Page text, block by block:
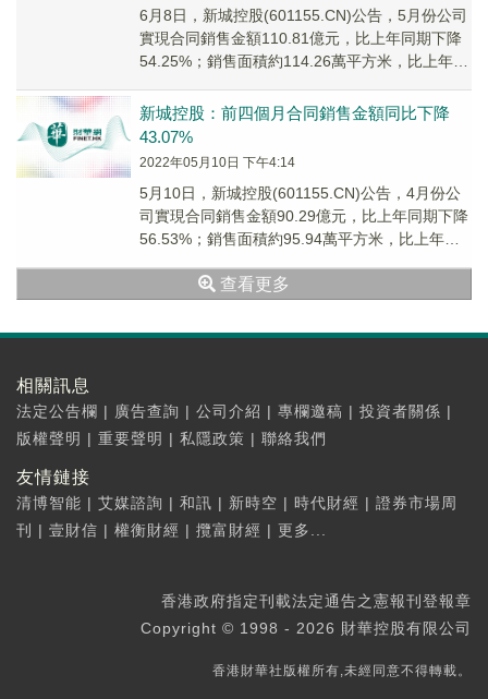
6月8日，新城控股(601155.CN)公告，5月份公司
實現合同銷售金額110.81億元，比上年同期下降
54.25%；銷售面積約114.26萬平方米，比上年同
新城控股：前四個月合同銷售金額同比下降
43.07%
2022年05月10日 下午4:14
5月10日，新城控股(601155.CN)公告，4月份公
司實現合同銷售金額90.29億元，比上年同期下降
56.53%；銷售面積約95.94萬平方米，比上年同
查看更多
相關訊息
法定公告欄 | 廣告查詢 | 公司介紹 | 專欄邀稿 | 投資者關係 |
版權聲明 | 重要聲明 | 私隱政策 | 聯絡我們
友情鏈接
清博智能 | 艾媒諮詢 | 和訊 | 新時空 | 時代財經 | 證券市場周
刊
| 壹財信 | 權衡財經 | 攬富財經 | 更多...
香港政府指定刊載法定通告之憲報刊登報章
Copyright © 1998 - 2026 財華控股有限公司
香港財華社版權所有,未經同意不得轉載。